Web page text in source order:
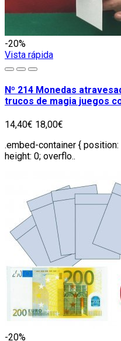
-20%
Vista rápida
Nº 214 Monedas
trucos de magia juegos
14,40€ 18,00€
.embed-container {
height: 0; overflo..
-20%